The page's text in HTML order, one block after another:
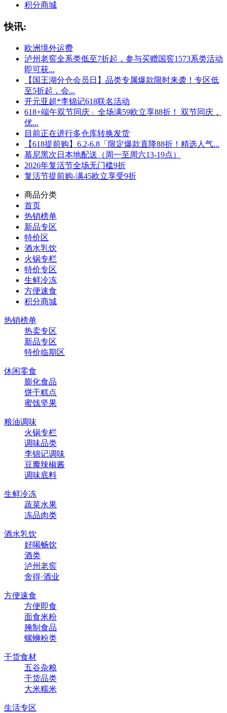
积分商城
快讯:
欧洲境外运费
泸州老窖全系类低至7折起，参与买赠国窖1573系类活动
即可获...
【国王湖分仓会员日】品类专属爆款限时来袭！专区低
至5折起，会...
开元亚超*李锦记618联名活动
618+端午双节同庆」全场满59欧立享88折！ 双节同庆，
优...
目前正在进行多仓库转换发货
【618提前购】6.2-6.8「限定爆款直降88折！精选人气...
慕尼黑次日本地配送（周一至周六13-19点）
2026年复活节全场无门槛9折
复活节提前购-满45欧立享受9折
商品分类
首页
热销榜单
新品专区
特价区
酒水乳饮
火锅专栏
特价专区
生鲜冷冻
方便速食
积分商城
热销榜单
热卖专区
新品专区
特价临期区
休闲零食
膨化食品
饼干糕点
蜜饯坚果
粮油调味
火锅专栏
调味品类
李锦记调味
豆瓣辣椒酱
调味底料
生鲜冷冻
蔬菜水果
冻品肉类
酒水乳饮
好喝畅饮
酒类
泸州老窖
舍得·酒业
方便速食
方便即食
面食米粉
腌制食品
螺蛳粉类
干货食材
五谷杂粮
干货品类
大米糯米
生活专区